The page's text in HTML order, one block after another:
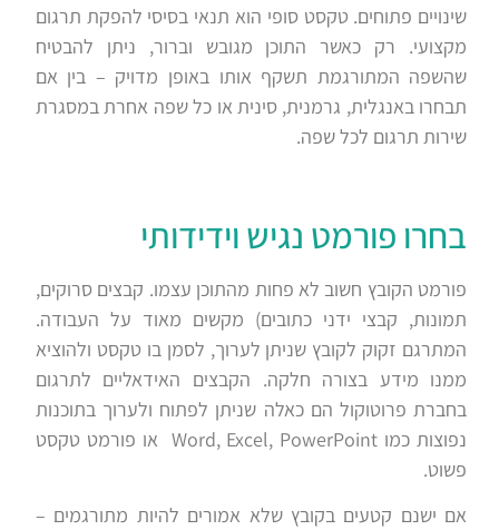
שינויים פתוחים. טקסט סופי הוא תנאי בסיסי להפקת תרגום
מקצועי. רק כאשר התוכן מגובש וברור, ניתן להבטיח
שהשפה המתורגמת תשקף אותו באופן מדויק – בין אם
תבחרו באנגלית, גרמנית, סינית או כל שפה אחרת במסגרת
שירות תרגום לכל שפה.
בחרו פורמט נגיש וידידותי
פורמט הקובץ חשוב לא פחות מהתוכן עצמו. קבצים סרוקים,
תמונות, קבצי ידני כתובים) מקשים מאוד על העבודה.
המתרגם זקוק לקובץ שניתן לערוך, לסמן בו טקסט ולהוציא
ממנו מידע בצורה חלקה. הקבצים האידאליים לתרגום
בחברת פרוטוקול הם כאלה שניתן לפתוח ולערוך בתוכנות
נפוצות כמו Word, Excel, PowerPoint או פורמט טקסט
פשוט.
אם ישנם קטעים בקובץ שלא אמורים להיות מתורגמים –